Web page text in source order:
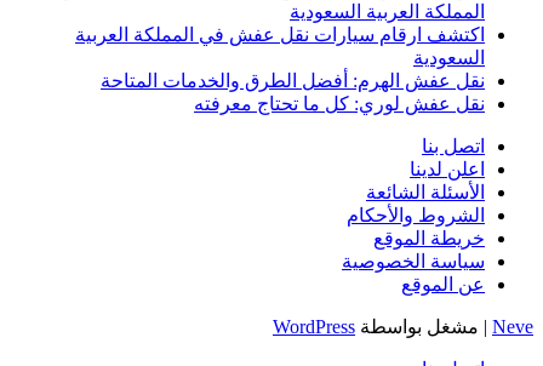
المملكة العربية السعودية
اكتشف ارقام سيارات نقل عفش في المملكة العربية
السعودية
نقل عفش الهرم: أفضل الطرق والخدمات المتاحة
نقل عفش لوري: كل ما تحتاج معرفته
اتصل بنا
اعلن لدينا
الأسئلة الشائعة
الشروط والأحكام
خريطة الموقع
سياسة الخصوصية
عن الموقع
Neve | مشغل بواسطة WordPress